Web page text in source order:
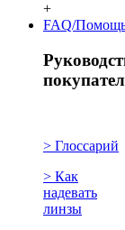
+
FAQ/
> Глоссарий
> Как
надевать
линзы